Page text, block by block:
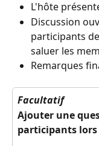
L'hôte
Discussion
participants
saluer les
Remarques
Facultatif
Ajouter une
participants